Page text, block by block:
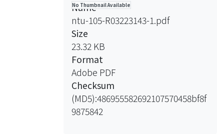
待更進一步的實驗證實。
No Thumbnail Available
Name
ntu-105-R03223143-1.pdf
Size
23.32 KB
Format
Adobe PDF
Checksum
(MD5):486955582692107570458bf8f
9875842